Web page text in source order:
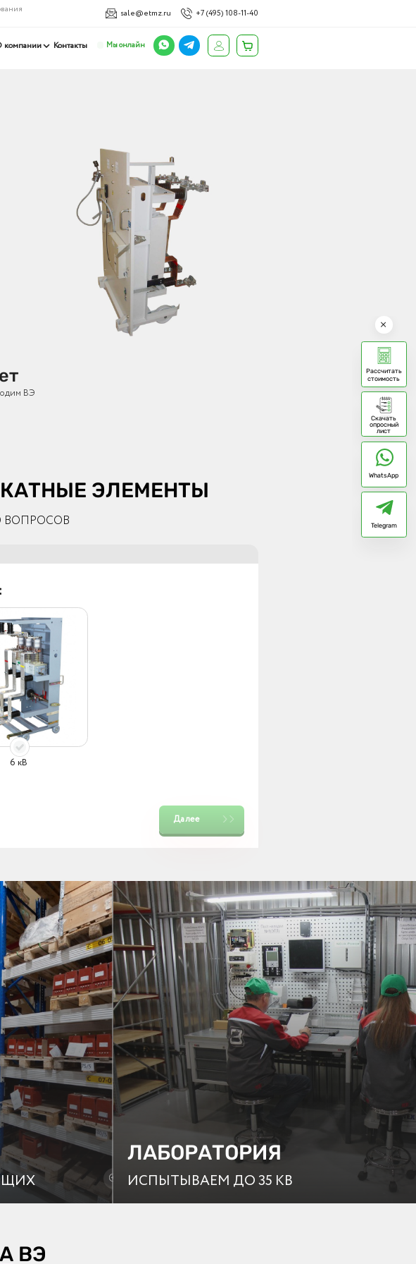
sale@etmz.ru +7 (495) 108-11-40
компании Контакты Мы онлайн
ВЭ
ЭЛЕМЕНТЫ
ВОПРОСОВ
6 кВ
Далее
Нажмите, чтобы
посмотреть все фото
ЛАБОРАТОРИЯ
ИСПЫТЫВАЕМ ДО 35 КВ
ВЭ
Рассчитать
стоимость
Скачать
опросный
лист
WhatsApp
Telegram